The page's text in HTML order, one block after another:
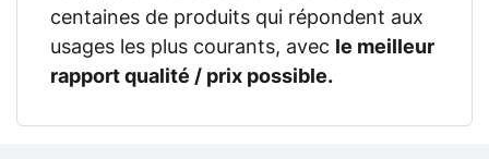
centaines de produits qui répondent aux
usages les plus courants, avec
le meilleur
rapport qualité / prix possible.